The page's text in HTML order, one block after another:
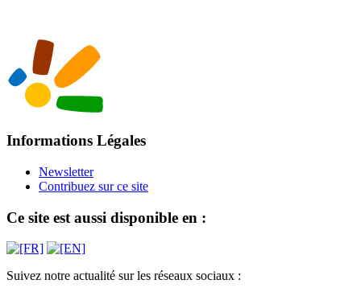
Informations Légales
Newsletter
Contribuez sur ce site
Ce site est aussi disponible en :
Suivez notre actualité sur les réseaux sociaux :